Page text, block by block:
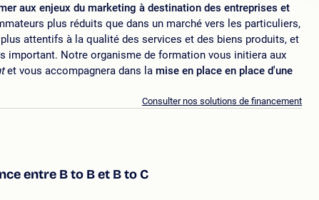
aux enjeux du marketing à destination des entreprises et
plus réduits que dans un marché vers les particuliers,
attentifs à la qualité des services et des biens produits, et
important. Notre organisme de formation vous initiera aux
et vous accompagnera dans la mise en place en place d'une
Consulter nos solutions de financement
entre B to B et B to C